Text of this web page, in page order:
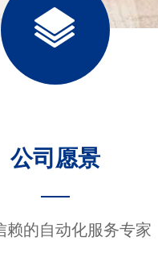
公司愿景
赖的自动化服务专家